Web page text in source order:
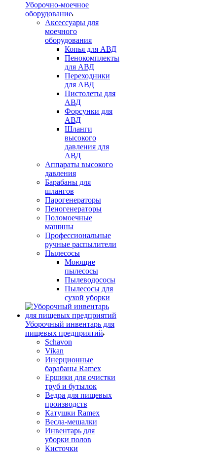
Уборочно-моечное
оборудование
Аксессуары для
моечного
оборудования
Копья для АВД
Пенокомплекты
для АВД
Переходники
для АВД
Пистолеты для
АВД
Форсунки для
АВД
Шланги
высокого
давления для
АВД
Аппараты высокого
давления
Барабаны для
шлангов
Парогенераторы
Пеногенераторы
Поломоечные
машины
Профессиональные
ручные распылители
Пылесосы
Моющие
пылесосы
Пылеводососы
Пылесосы для
сухой уборки
Уборочный инвентарь для
пищевых предприятий
Schavon
Vikan
Инерционные
барабаны Ramex
Ершики для очистки
труб и бутылок
Ведра для пищевых
производств
Катушки Ramex
Весла-мешалки
Инвентарь для
уборки полов
Кисточки